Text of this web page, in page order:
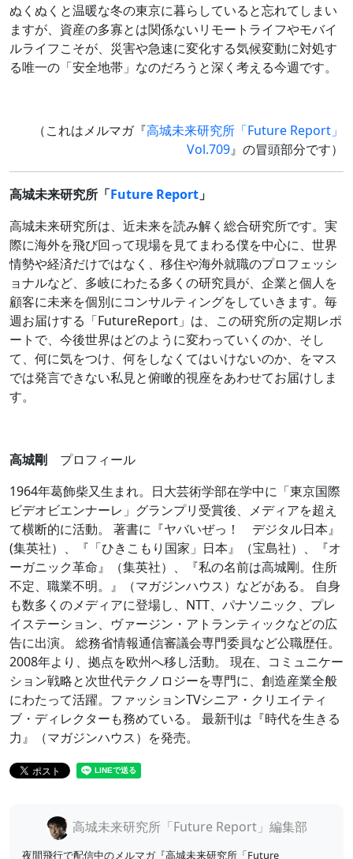
ぬくぬくと温暖な冬の東京に暮らしていると忘れてしまい
ますが、資産の多寡とは関係ないリモートライフやモバイ
ルライフこそが、災害や急速に変化する気候変動に対処す
る唯一の「安全地帯」なのだろうと深く考える今週です。
（これはメルマガ『高城未来研究所「Future Report」
Vol.709』の冒頭部分です）
高城未来研究所「Future Report 」
高城未来研究所は、近未来を読み解く総合研究所です。実
際に海外を飛び回って現場を見てまわる僕を中心に、世界
情勢や経済だけではなく、移住や海外就職のプロフェッシ
ョナルなど、多岐にわたる多くの研究員が、企業と個人を
顧客に未来を個別にコンサルティングをしていきます。毎
週お届けする「FutureReport」は、この研究所の定期レポ
ートで、今後世界はどのように変わっていくのか、そし
て、何に気をつけ、何をしなくてはいけないのか、をマス
では発言できない私見と俯瞰的視座をあわせてお届けしま
す。
高城剛 プロフィール
1964年葛飾柴又生まれ。日大芸術学部在学中に「東京国際
ビデオビエンナーレ」グランプリ受賞後、メディアを超え
て横断的に活動。 著書に『ヤバいぜっ！ デジタル日本』
(集英社）、『「ひきこもり国家」日本』（宝島社）、『オ
ーガニック革命』（集英社）、『私の名前は高城剛。住所
不定、職業不明。』（マガジンハウス）などがある。 自身
も数多くのメディアに登場し、NTT、パナソニック、プレ
イステーション、ヴァージン・アトランティックなどの広
告に出演。 総務省情報通信審議会専門委員など公職歴任。
2008年より、拠点を欧州へ移し活動。 現在、コミュニケー
ション戦略と次世代テクノロジーを専門に、創造産業全般
にわたって活躍。ファッションTVシニア・クリエイティ
ブ・ディレクターも務めている。 最新刊は『時代を生きる
力』（マガジンハウス）を発売。
高城未来研究所「Future Report」編集部
夜間飛行で配信中のメルマガ『高城未来研究所「Future